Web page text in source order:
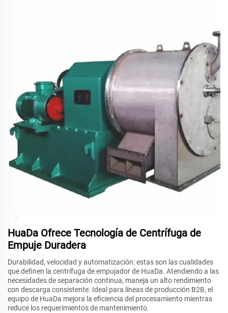
HuaDa Ofrece Tecnología de Centrífuga de
Empuje Duradera
Durabilidad, velocidad y automatización: estas son las cualidades
que definen la centrífuga de empujador de HuaDa. Atendiendo a las
necesidades de separación continua, maneja un alto rendimiento
con descarga consistente. Ideal para líneas de producción B2B, el
equipo de HuaDa mejora la eficiencia del procesamiento mientras
reduce los requerimientos de mantenimiento.